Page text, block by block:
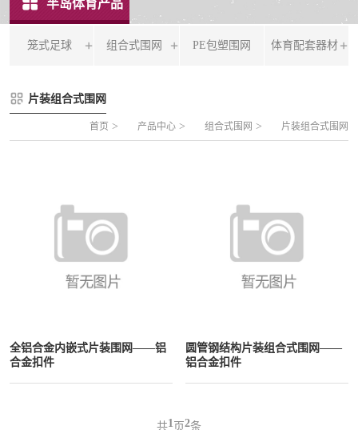
半岛体育产品
笼式足球
FLZ-B 夹芯板笼式足球
FLZ-C 半格栅笼式足球
组合式围网
方管组合式围网
片装组合式围网
PE包塑围网 体育配套器材
片装组合式围网
首页 > 产品中心 > 组合式围网 > 片装组合式围网
全铝合金内嵌式片装围网——铝
合金扣件
圆管钢结构片装组合式围网——
铝合金扣件
共1 页2条